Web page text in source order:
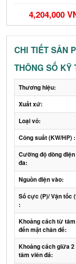
4,204,000
CHI TIẾT SẢN
THÔNG SỐ KỸ
Thương hiệu:
Xuất xứ:
Loại vỏ:
Công suất (KW/HP) :
Cường độ dòng
đa:
Nguồn điện vào:
Số cực (P)/ Vận tốc
:
Khoảng cách từ
đến mặt chân đế:
Khoảng cách giữa 2
tâm viên đá: